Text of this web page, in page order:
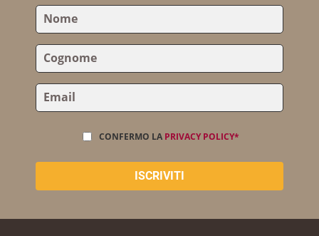
CONFERMO LA PRIVACY POLICY*